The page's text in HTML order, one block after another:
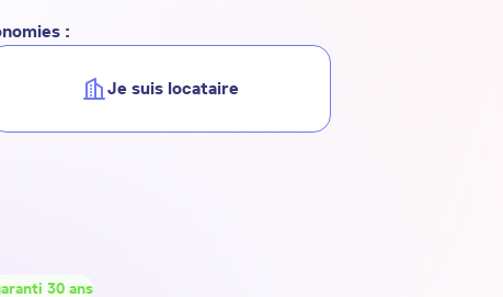
:
Je suis locataire
30 ans